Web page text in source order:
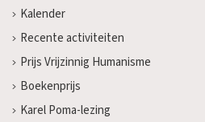
Kalender
Recente activiteiten
Prijs Vrijzinnig Humanisme
Boekenprijs
Karel Poma-lezing